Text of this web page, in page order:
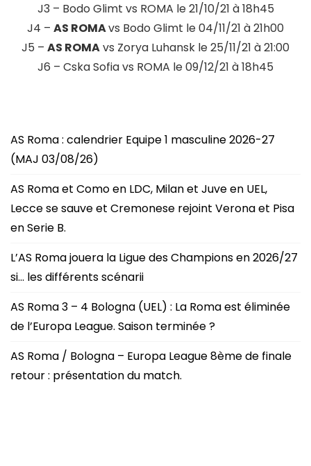
J3 – Bodo Glimt vs ROMA le 21/10/21 à 18h45
J4 – AS ROMAvs Bodo Glimt le 04/11/21 à 21h00
J5 – AS ROMAvs Zorya Luhansk le 25/11/21 à 21:00
J6 – Cska Sofia vs ROMA le 09/12/21 à 18h45
AS Roma : calendrier Equipe 1 masculine 2026-27
(MAJ 03/08/26)
AS Roma et Como en LDC, Milan et Juve en UEL,
Lecce se sauve et Cremonese rejoint Verona et Pisa
en Serie B.
L’AS Roma jouera la Ligue des Champions en 2026/27
si… les différents scénarii
AS Roma 3 – 4 Bologna (UEL) : La Roma est éliminée
de l’Europa League. Saison terminée ?
AS Roma / Bologna – Europa League 8ème de finale
retour : présentation du match.